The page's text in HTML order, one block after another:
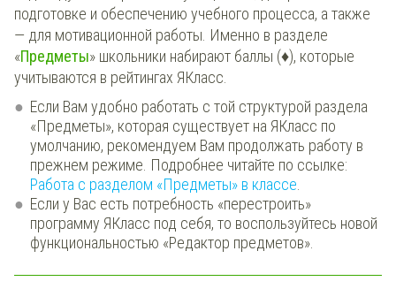
подготовке и обеспечению учебного процесса, а также
— для мотивационной работы. Именно в разделе
«Предметы» школьники набирают баллы (♦), которые
учитываются в рейтингах ЯКласс.
Если Вам удобно работать с той структурой раздела
«Предметы», которая существует на ЯКласс по
умолчанию, рекомендуем Вам продолжать работу в
прежнем режиме. Подробнее читайте по ссылке:
Работа с разделом «Предметы» в классе
Если у Вас есть потребность «перестроить»
программу ЯКласс под себя, то воспользуйтесь новой
функциональностью «Редактор предметов».